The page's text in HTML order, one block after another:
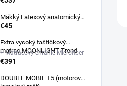
Mäkký Latexový anatomický
vankúš
€45
Extra vysoký taštičkový
matrac MOONLIGHT Trend
+ Matracový chránič Microfiber
€391
DOUBLE MOBIL T5 (motorový